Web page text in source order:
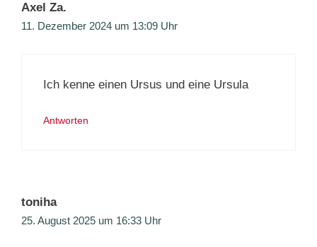
Axel Za.
11. Dezember 2024 um 13:09 Uhr
Ich kenne einen Ursus und eine Ursula
Antworten
toniha
25. August 2025 um 16:33 Uhr